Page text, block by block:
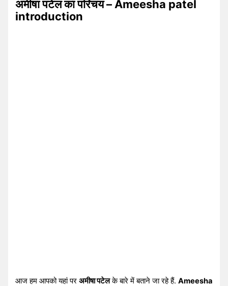
अमीषा पटेल का परिचय – Ameesha patel
introduction
आज हम आपको यहां परअमीषा पटेलके बारे में बताने जा रहे हैं.Ameesha